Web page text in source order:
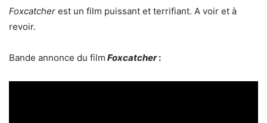
Foxcatcher est un film puissant et terrifiant. A voir et à
revoir.
Bande annonce du film Foxcatcher: